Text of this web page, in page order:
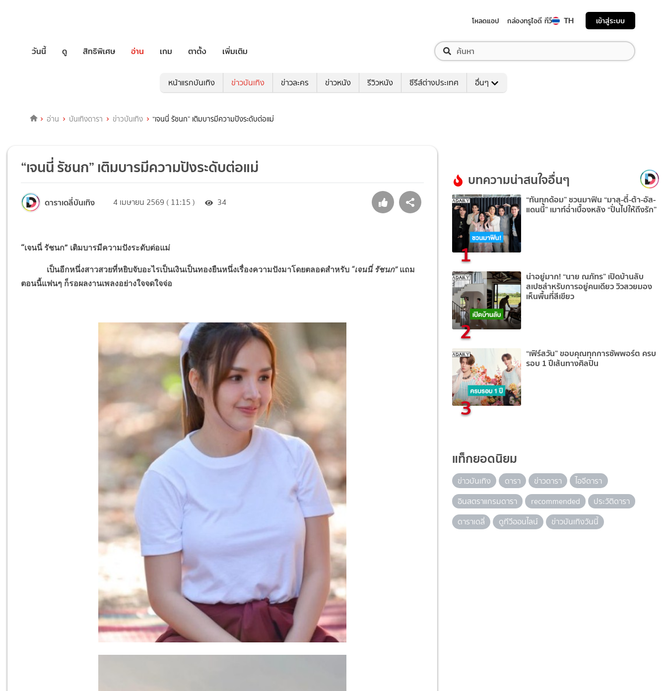
โหลดแอป กล่องทรูไอดี ทีวี TH เข้าสู่ระบบ
วันนี้ ดู สิทธิพิเศษ อ่าน เกม ตาตั้ง เพิ่มเติม
หน้าแรกบันเทิง ข่าวบันเทิง ข่าวละคร ข่าวหนัง รีวิวหนัง ซีรีส์ต่างประเทศ อื่นๆ
อ่าน บันเทิงดารา ข่าวบันเทิง “เจนนี่ รัชนก” เติมบารมีความปังระดับต่อแม่
“เจนนี่ รัชนก” เติมบารมีความปังระดับต่อแม่
ดาราเดลี่บันเทิง 4 เมษายน 2569 ( 11:15 ) 34
“เจนนี่ รัชนก” เติมบารมีความปังระดับต่อแม่
เป็นอีกหนึ่งสาวสวยที่หยิบจับอะไรเป็นเงินเป็นทองยืนหนึ่งเรื่องความปังมาโดยตลอดสำหรับ “เจนนี่ รัชนก”แถม
ตอนนี้แฟนๆ ก็รอผลงานเพลงอย่างใจจดใจจ่อ
บทความน่าสนใจอื่นๆ
1
“ทันทุกด้อม” ชวนมาฟิน “มาสุ-ตี๋-ต้า-อัส-
แดนนี่” เมาท์ฉ่ำเบื้องหลัง “ปั่นไปให้ถึงรัก”
2
น่าอยู่มาก! “นาย ณภัทร” เปิดบ้านลับ
สเปซสำหรับการอยู่คนเดียว วิวสวยมอง
เห็นพื้นที่สีเขียว
3
“เฟิร์สวัน” ขอบคุณทุกการซัพพอร์ต ครบ
รอบ 1 ปีเส้นทางศิลปิน
แท็กยอดนิยม
ข่าวบันเทิง ดารา ข่าวดารา
ไอจีดารา
อินสตราแกรมดารา
recommended
ประวัติดารา
ดาราเดลี่
ดูทีวีออนไลน์ ข่าวบันเทิงวันนี้